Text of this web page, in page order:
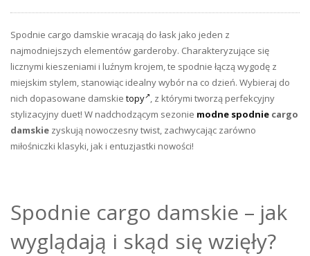
Spodnie cargo damskie wracają do łask jako jeden z
najmodniejszych elementów garderoby. Charakteryzujące się
licznymi kieszeniami i luźnym krojem, te spodnie łączą wygodę z
miejskim stylem, stanowiąc idealny wybór na co dzień. Wybieraj do
nich dopasowane damskie topy , z którymi tworzą perfekcyjny
stylizacyjny duet! W nadchodzącym sezonie modne spodnie cargo
damskie zyskują nowoczesny twist, zachwycając zarówno
miłośniczki klasyki, jak i entuzjastki nowości!
Spodnie cargo damskie – jak
wyglądają i skąd się wzięły?